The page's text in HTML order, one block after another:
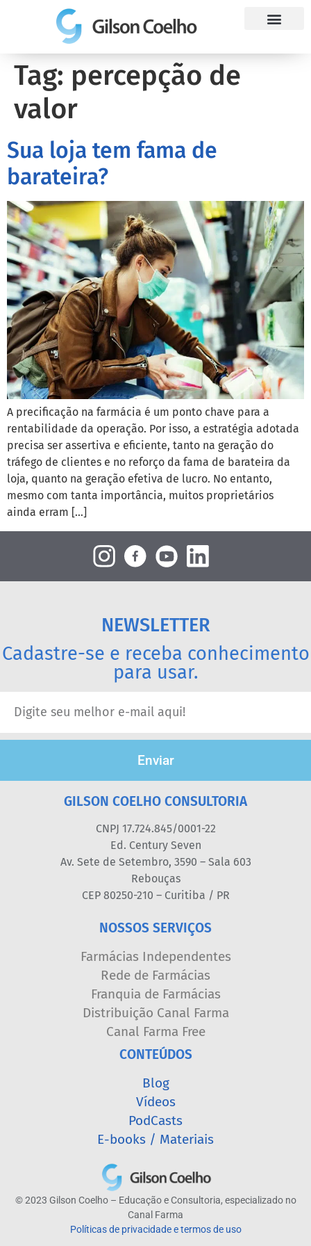
Tag: percepção de
valor
Sua loja tem fama de
barateira?
A precificação na farmácia é um ponto chave para a
rentabilidade da operação. Por isso, a estratégia adotada
precisa ser assertiva e eficiente, tanto na geração do
tráfego de clientes e no reforço da fama de barateira da
loja, quanto na geração efetiva de lucro. No entanto,
mesmo com tanta importância, muitos proprietários
ainda erram […]
NEWSLETTER
Cadastre-se e receba conhecimento
para usar.
Enviar
GILSON COELHO CONSULTORIA
CNPJ 17.724.845/0001-22
Ed. Century Seven
Av. Sete de Setembro, 3590 – Sala 603
Rebouças
CEP 80250-210 – Curitiba / PR
NOSSOS SERVIÇOS
Farmácias Independentes
Rede de Farmácias
Franquia de Farmácias
Distribuição Canal Farma
Canal Farma Free
CONTEÚDOS
Blog
Vídeos
PodCasts
E-books / Materiais
© 2023 Gilson Coelho – Educação e Consultoria, especializado no
Canal Farma
Políticas de privacidade e termos de uso